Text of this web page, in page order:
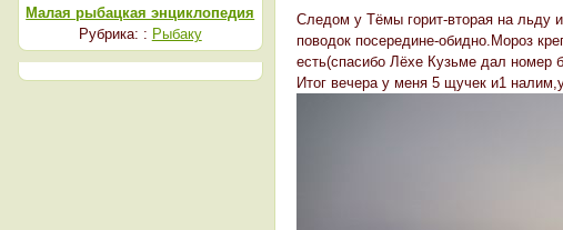
Следом у Тёмы горит-вторая на льду
поводок посередине-обидно.Мороз
есть(спасибо Лёхе Кузьме дал номер
Итог вечера у меня 5 щучек и1
Малая рыбацкая энциклопедия
Рубрика: : Рыбаку